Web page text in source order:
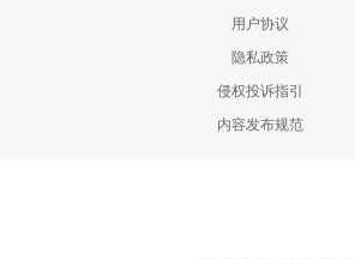
用户协议
隐私政策
侵权投诉指引
内容发布规范